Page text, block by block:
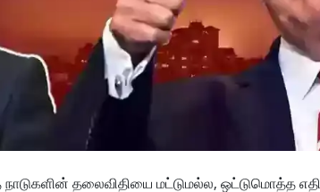
தலைவிதியை மட்டுமல்ல, ஒட்டுமொத்த